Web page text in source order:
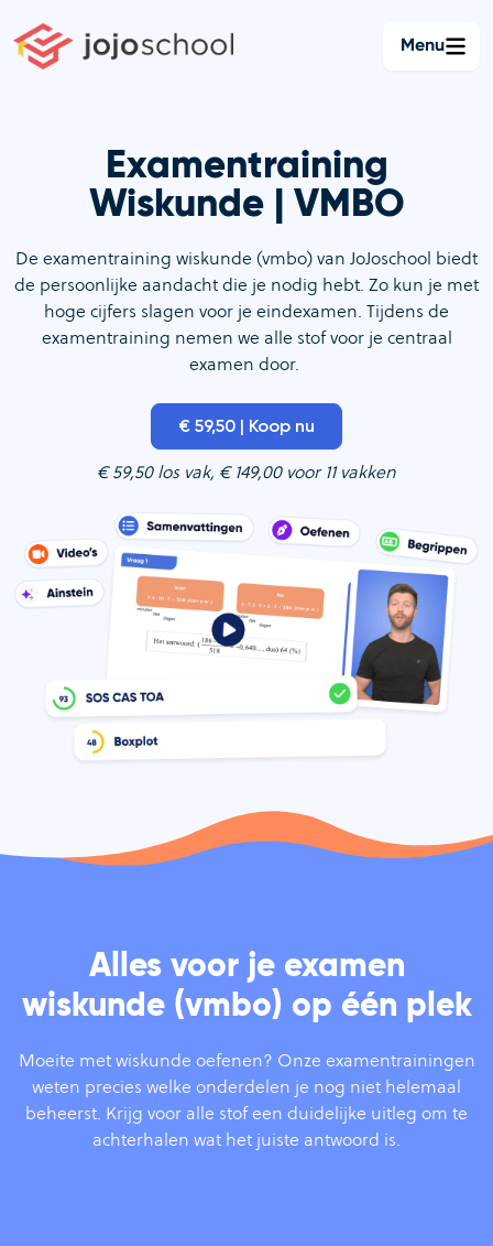
naar
Menu
Examentraining
Wiskunde | VMBO
De examentraining wiskunde (vmbo) van JoJoschool biedt
de persoonlijke aandacht die je nodig hebt. Zo kun je met
hoge cijfers slagen voor je eindexamen. Tijdens de
examentraining nemen we alle stof voor je centraal
examen door.
€ 59,50 | Koop nu
€ 59,50 los vak, € 149,00 voor 11 vakken
Alles voor je examen
wiskunde (vmbo) op één plek
Moeite met wiskunde oefenen? Onze examentrainingen
weten precies welke onderdelen je nog niet helemaal
beheerst. Krijg voor alle stof een duidelijke uitleg om te
achterhalen wat het juiste antwoord is.